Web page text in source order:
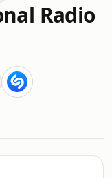
Radio